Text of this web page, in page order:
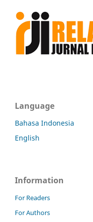
Language
Bahasa Indonesia
English
Information
For Readers
For Authors